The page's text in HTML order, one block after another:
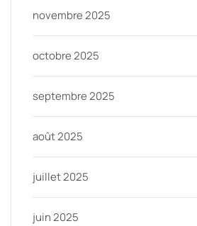
novembre 2025
octobre 2025
septembre 2025
août 2025
juillet 2025
juin 2025